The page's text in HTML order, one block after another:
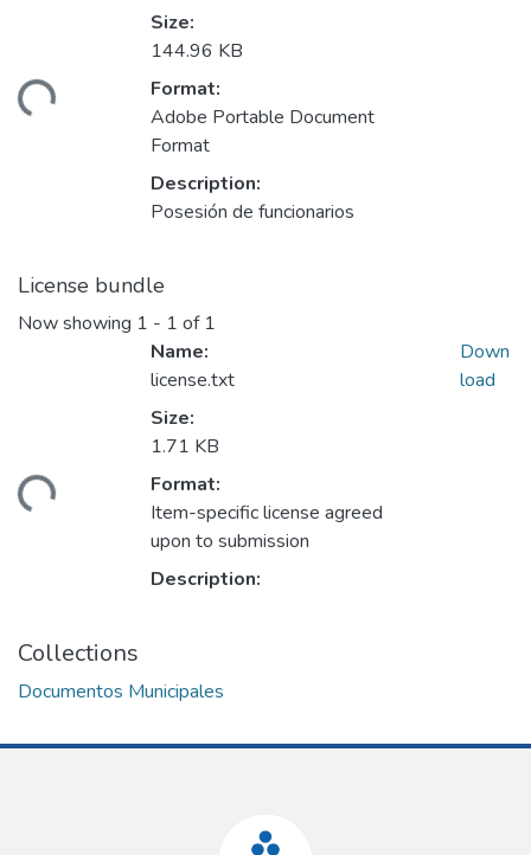
Size:
144.96 KB
Format:
Adobe Portable Document
Format
Description:
Posesión de funcionarios
License bundle
Now showing 1 - 1 of 1
Name:
license.txt
Size:
1.71 KB
Format:
Item-specific license agreed
upon to submission
Description:
Down
load
Collections
Documentos Municipales